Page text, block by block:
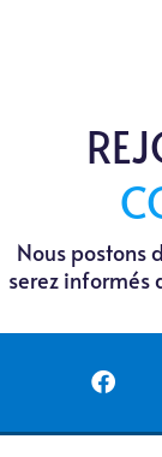
Nous postons
serez informés